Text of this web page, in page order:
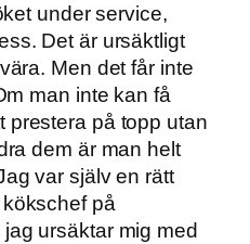
under service,
Det är ursäktligt
Men det får inte
man inte kan få
prestera på topp utan
dem är man helt
var själv en rätt
på
ursäktar mig med